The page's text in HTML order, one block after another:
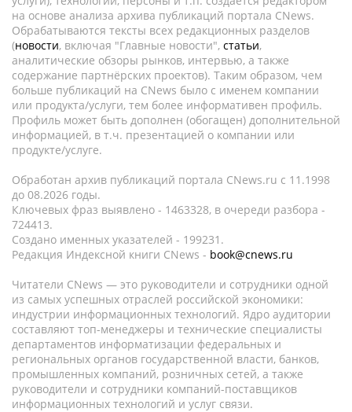
на основе анализа архива публикаций портала CNews.
Обрабатываются тексты всех редакционных разделов
(новости, включая "Главные новости", статьи,
аналитические обзоры рынков, интервью, а также
содержание партнёрских проектов). Таким образом, чем
больше публикаций на CNews было с именем компании
или продукта/услуги, тем более информативен профиль.
Профиль может быть дополнен (обогащен) дополнительной
информацией, в т.ч. презентацией о компании или
продукте/услуге.
Обработан архив публикаций портала CNews.ru c 11.1998
до 08.2026 годы.
Ключевых фраз выявлено - 1463328, в очереди разбора -
724413.
Создано именных указателей - 199231.
Редакция Индексной книги CNews - book@cnews.ru
Читатели CNews — это руководители и сотрудники одной
из самых успешных отраслей российской экономики:
индустрии информационных технологий. Ядро аудитории
составляют топ-менеджеры и технические специалисты
департаментов информатизации федеральных и
региональных органов государственной власти, банков,
промышленных компаний, розничных сетей, а также
руководители и сотрудники компаний-поставщиков
информационных технологий и услуг связи.